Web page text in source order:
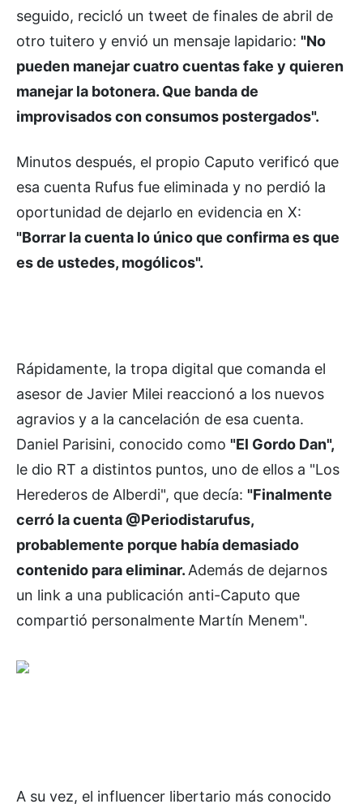
seguido, recicló un tweet de finales de abril de
otro tuitero y envió un mensaje lapidario: "No
pueden manejar cuatro cuentas fake y quieren
manejar la botonera. Que banda de
improvisados con consumos postergados".
Minutos después, el propio Caputo verificó que
esa cuenta Rufus fue eliminada y no perdió la
oportunidad de dejarlo en evidencia en X:
"Borrar la cuenta lo único que confirma es que
es de ustedes, mogólicos".
Rápidamente, la tropa digital que comanda el
asesor de Javier Milei reaccionó a los nuevos
agravios y a la cancelación de esa cuenta.
Daniel Parisini, conocido como "El Gordo Dan",
le dio RT a distintos puntos, uno de ellos a "Los
Herederos de Alberdi", que decía: "Finalmente
cerró la cuenta @Periodistarufus,
probablemente porque había demasiado
contenido para eliminar. Además de dejarnos
un link a una publicación anti-Caputo que
compartió personalmente Martín Menem".
A su vez, el influencer libertario más conocido